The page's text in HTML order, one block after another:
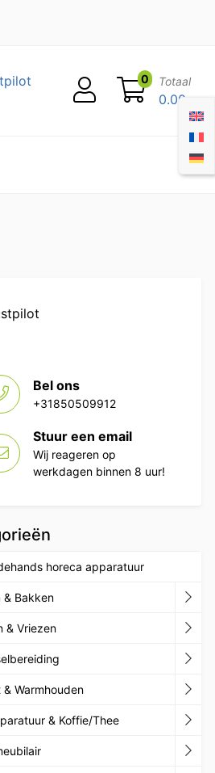
0 Totaal
0.00
Bel ons
+31850509912
Stuur een email
Wij reageren op
werkdagen binnen 8 uur!
horeca apparatuur
& Bakken
& Vriezen
& Warmhouden
& Koffie/Thee